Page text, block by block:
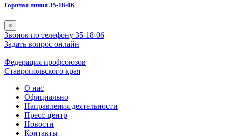
Горячая линия 35-18-06
×
Звонок по телефону 35-18-06
Задать вопрос онлайн
Федерация профсоюзов
Ставропольского края
О нас
Официально
Направления деятельности
Пресс-центр
Новости
Контакты